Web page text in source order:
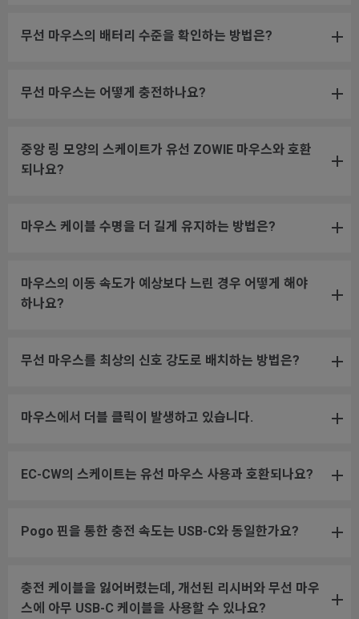
무선 마우스의 배터리 수준을 확인하는 방법은?
무선 마우스는 어떻게 충전하나요?
중앙 링 모양의 스케이트가 유선 ZOWIE 마우스와 호환
되나요?
마우스 케이블 수명을 더 길게 유지하는 방법은?
마우스의 이동 속도가 예상보다 느린 경우 어떻게 해야
하나요?
무선 마우스를 최상의 신호 강도로 배치하는 방법은?
마우스에서 더블 클릭이 발생하고 있습니다.
EC-CW의 스케이트는 유선 마우스 사용과 호환되나요?
Pogo 핀을 통한 충전 속도는 USB-C와 동일한가요?
충전 케이블을 잃어버렸는데, 개선된 리시버와 무선 마우
스에 아무 USB-C 케이블을 사용할 수 있나요?